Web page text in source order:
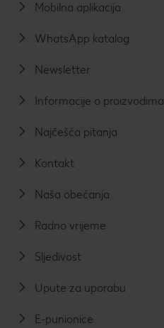
Mobilna aplikacija
WhatsApp katalog
Newsletter
Informacije o proizvodima
Najčešća pitanja
Kontakt
Naša obećanja
Radno vrijeme
Sljedivost
Upute za uporabu
E-punionice